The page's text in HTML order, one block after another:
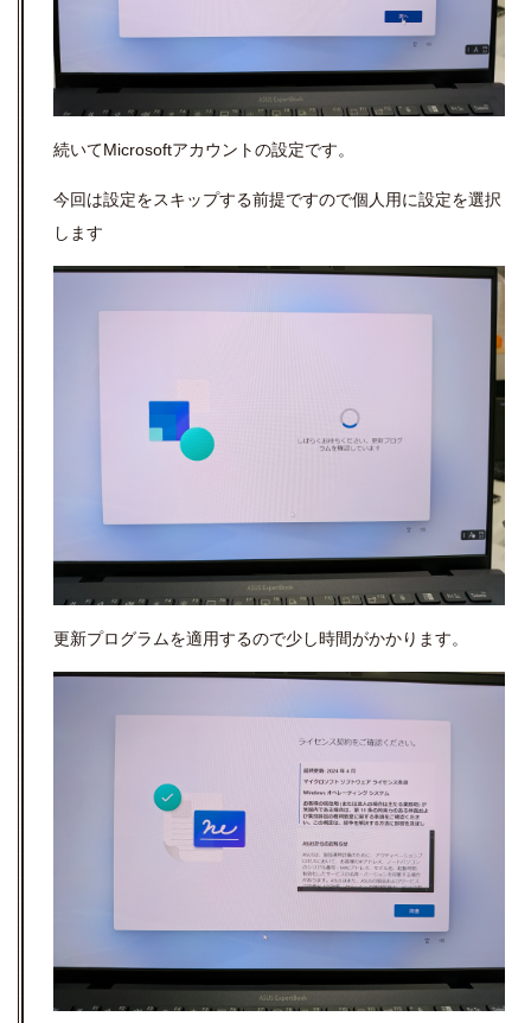
続いてMicrosoftアカウントの設定です。
今回は設定をスキップする前提ですので個人用に設定を選択
します
更新プログラムを適用するので少し時間がかかります。